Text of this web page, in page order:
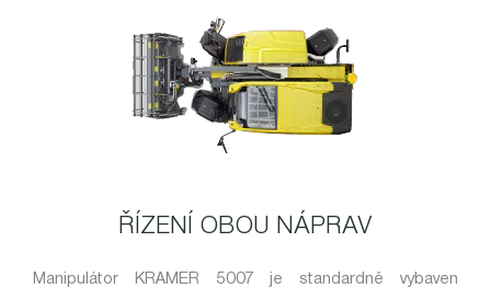
ŘÍZENÍ OBOU NÁPRAV
Manipulátor KRAMER 5007 je standardně vybaven